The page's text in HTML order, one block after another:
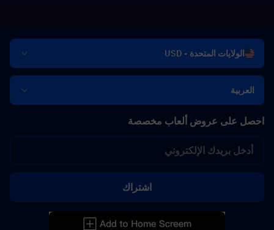
الولايات المتحدة - USD
العربية
احصل على عروض ألعاب مخصصة
اشتراك